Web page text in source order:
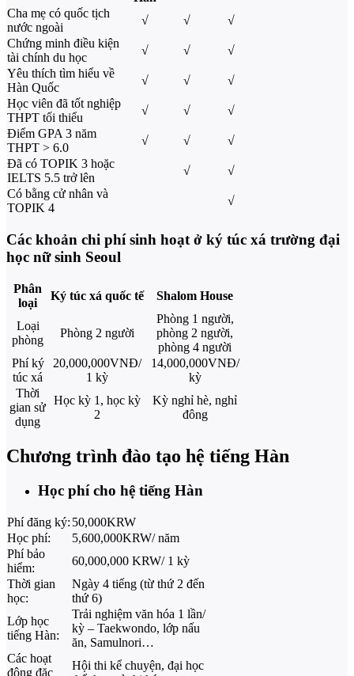
Cha mẹ có quốc tịch
nước ngoài
√ √
√
Chứng minh điều kiện
tài chính du học
√ √
√
Yêu thích tìm hiểu về
Hàn Quốc
√ √
√
Học viên đã tốt nghiệp
THPT tối thiểu
√ √
√
Điểm GPA 3 năm
THPT > 6.0
√ √
√
Đã có TOPIK 3 hoặc
IELTS 5.5 trở lên
√
√
Có bằng cử nhân và
TOPIK 4
√
Các khoản chi phí sinh hoạt ở ký túc xá trường đại
học nữ sinh Seoul
Phân
loại
Ký túc xá quốc tế Shalom House
Loại
phòng
Phòng 2 người
Phòng 1 người,
phòng 2 người,
phòng 4 người
Phí ký
túc xá
20,000,000VNĐ/
1 kỳ
14,000,000VNĐ/
kỳ
Thời
gian sử
dụng
Học kỳ 1, học kỳ
2
Kỳ nghỉ hè, nghỉ
đông
Chương trình đào tạo hệ tiếng Hàn
Học phí cho hệ tiếng Hàn
Phí đăng ký: 50,000KRW
Học phí:
5,600,000KRW/ năm
Phí bảo
hiểm:
60,000,000 KRW/ 1 kỳ
Thời gian
học:
Ngày 4 tiếng (từ thứ 2 đến
thứ 6)
Lớp học
tiếng Hàn:
Trải nghiệm văn hóa 1 lần/
kỳ – Taekwondo, lớp nấu
ăn, Samulnori…
Các hoạt
động đặc
Hội thi kể chuyện, đại học